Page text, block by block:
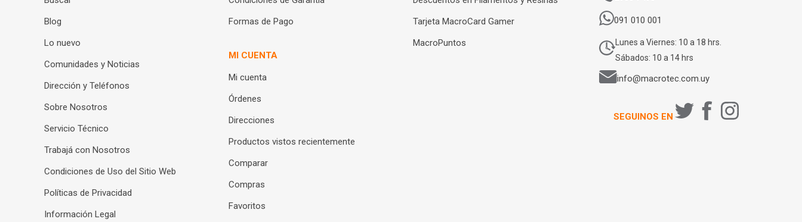
Blog
Lo nuevo
Comunidades y Noticias
Dirección y Teléfonos
Sobre Nosotros
Servicio Técnico
Trabajá con Nosotros
Condiciones de Uso del Sitio Web
Políticas de Privacidad
Información Legal
Formas de Pago
MI CUENTA
Mi cuenta
Órdenes
Direcciones
Productos vistos recientemente
Comparar
Compras
Favoritos
Tarjeta MacroCard Gamer
MacroPuntos
091 010 001
Lunes a Viernes: 10 a 18 hrs.
Sábados: 10 a 14 hrs
info@macrotec.com.uy
SEGUINOS EN